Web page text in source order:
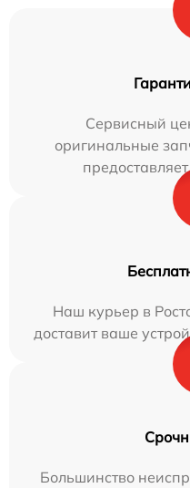
Сервисный
оригинальные
Наш курьер в
доставит ваше
Большинство